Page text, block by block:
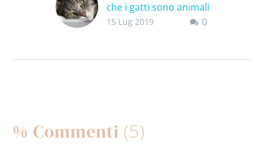
che i gatti sono animali
notturni? Non è vero! 0
15 Lug 2019
% Commenti (5)